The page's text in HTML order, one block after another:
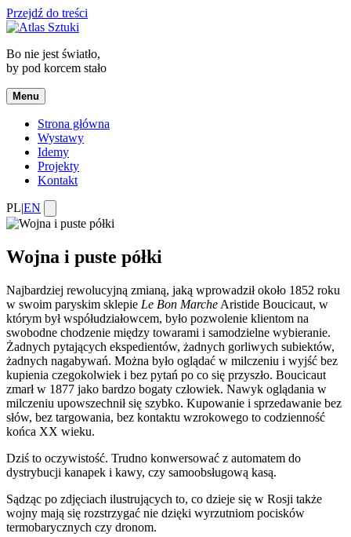
Przejdź do treści
Bo nie jest światło,
by pod korcem stało
Menu
Strona główna
Wystawy
Idemy
Projekty
Kontakt
PL|EN
Wojna i puste półki
Najbardziej rewolucyjną zmianą, jaką wprowadził około 1852 roku
w swoim paryskim sklepie Le Bon Marche Aristide Boucicaut, w
którym był współudziałowcem, było pozwolenie klientom na
swobodne chodzenie między towarami i samodzielne wybieranie.
Żadnych pytających ekspedientów, żadnych gorliwych subiektów,
żadnych nagabywań. Można było oglądać w milczeniu i wyjść bez
kupienia czegokolwiek i bez pytań po co się przyszło. Boucicaut
zmarł w 1877 jako bardzo bogaty człowiek. Nawyk oglądania w
milczeniu upowszechnił się szybko. Kupowanie i sprzedawanie bez
słów, bez targowania, bez kontaktu wzrokowego to codzienność
końca XX wieku.
Dziś to oczywistość. Trudno konwersować z automatem do
dystrybucji kanapek i kawy, czy samoobsługową kasą.
Sądząc po zdjęciach ilustrujących to, co dzieje się w Rosji także
wojny mają się rozstrzygać nie dzięki wyrzutniom pocisków
termobarycznych czy dronom.